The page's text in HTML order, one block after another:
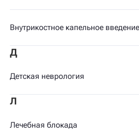
Внутрикостное капельное
Д
Детская неврология
Л
Лечебная блокада